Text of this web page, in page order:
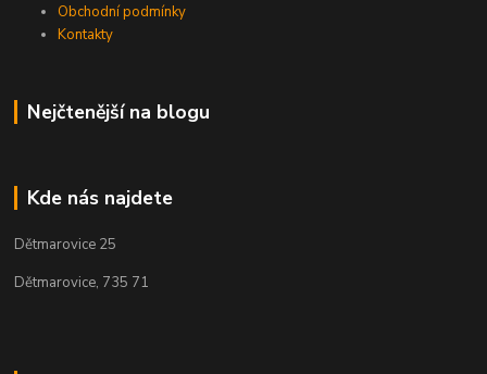
Obchodní podmínky
Kontakty
Nejčtenější na blogu
Kde nás najdete
Dětmarovice 25
Dětmarovice, 735 71